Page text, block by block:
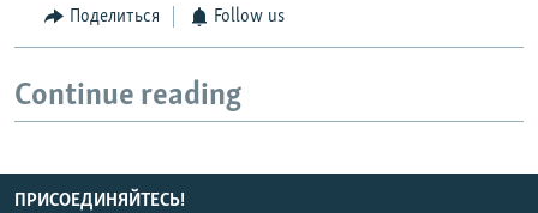
Поделиться Follow us
Continue reading
ПРИСОЕДИНЯЙТЕСЬ!